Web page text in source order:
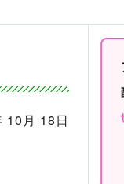
10月 18日